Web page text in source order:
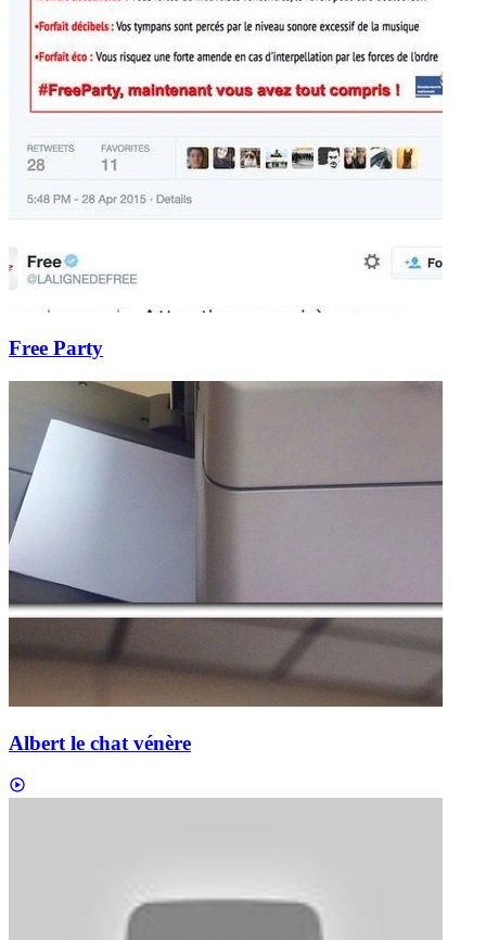
Free Party
Albert le chat vénère